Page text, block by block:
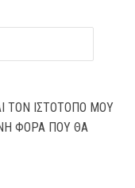
ΤΟΝ ΙΣΤΌΤΟΠΟ ΜΟΥ
ΦΟΡΆ ΠΟΥ ΘΑ